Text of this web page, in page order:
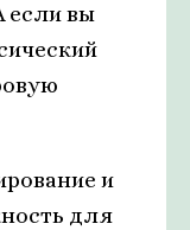
если вы
и
для